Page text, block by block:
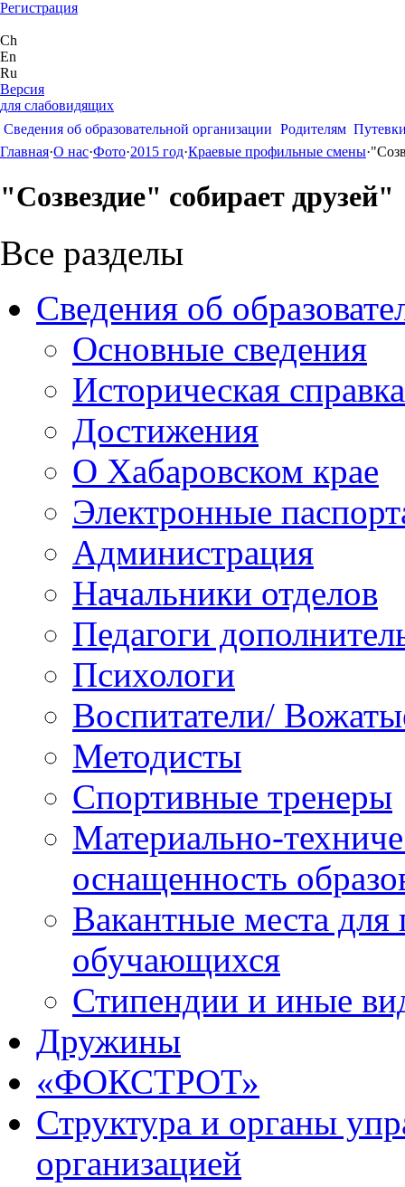
Регистрация
Ch
En
Ru
Версия
для слабовидящих
Сведения об образовательной организации Родителям
Главная·О нас·Фото·2015 год·Краевые профильные смены·
"Созвездие" собирает друзей"
Все разделы
Сведения об
Основные сведения
Историческая справка
Достижения
О Хабаровском крае
Электронные
Администрация
Начальники отделов
Педагоги
Психологи
Воспитатели/
Методисты
Спортивные тренеры
Материально-
оснащенность
Вакантные места для
обучающихся
Стипендии и иные
Дружины
«ФОКСТРОТ»
Структура и органы
организацией